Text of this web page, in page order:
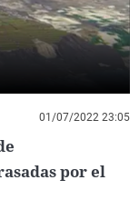
01/07/2022 23:05
por el